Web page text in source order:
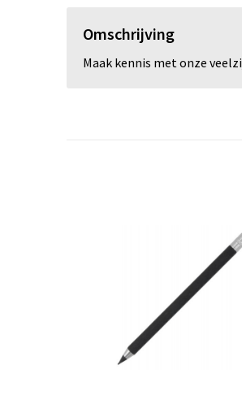
Omschrijving
Maak kennis met onze